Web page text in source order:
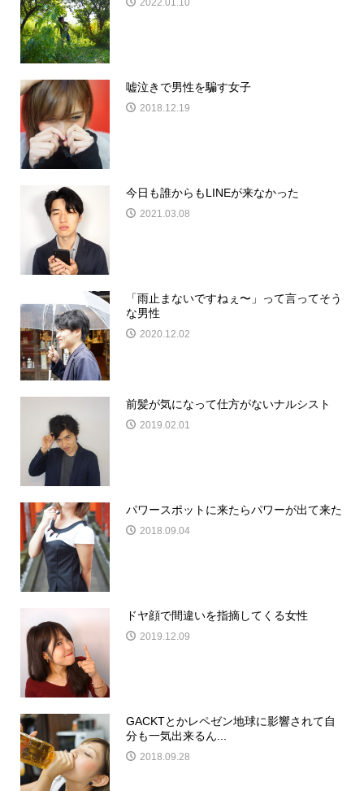
2022.01.10
嘘泣きで男性を騙す女子
2018.12.19
今日も誰からもLINEが来なかった
2021.03.08
「雨止まないですねぇ〜」って言ってそう
な男性
2020.12.02
前髪が気になって仕方がないナルシスト
2019.02.01
パワースポットに来たらパワーが出て来た
2018.09.04
ドヤ顔で間違いを指摘してくる女性
2019.12.09
GACKTとかレペゼン地球に影響されて自
分も一気出来るん...
2018.09.28